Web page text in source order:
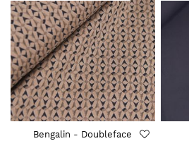
Bengalin - Doubleface